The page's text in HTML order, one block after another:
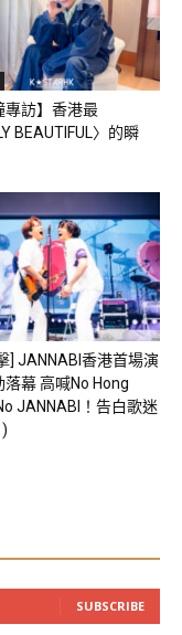
專訪】香港最
BEAUTIFUL〉的瞬
] JANNABI香港首場演
落幕 高喊No Hong
JANNABI！告白歌迷
SUBSCRIBE